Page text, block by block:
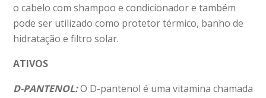
o cabelo com shampoo e condicionador e também
pode ser utilizado como protetor térmico, banho de
hidratação e filtro solar.
ATIVOS
D-PANTENOL:O D-pantenol é uma vitamina chamada